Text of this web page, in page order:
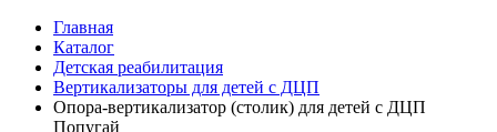
Главная
Каталог
Детская реабилитация
Вертикализаторы для детей с ДЦП
Опора-вертикализатор (столик) для детей с ДЦП
Попугай